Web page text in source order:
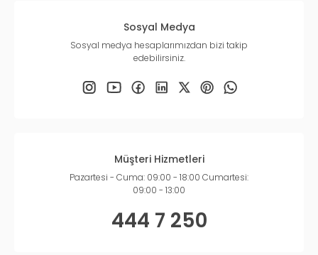
Sosyal Medya
Sosyal medya hesaplarımızdan bizi takip
edebilirsiniz.
Müşteri Hizmetleri
Pazartesi - Cuma: 09:00 - 18:00 Cumartesi:
09:00 - 13:00
444 7 250